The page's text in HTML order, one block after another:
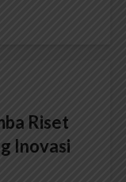
Riset
Inovasi